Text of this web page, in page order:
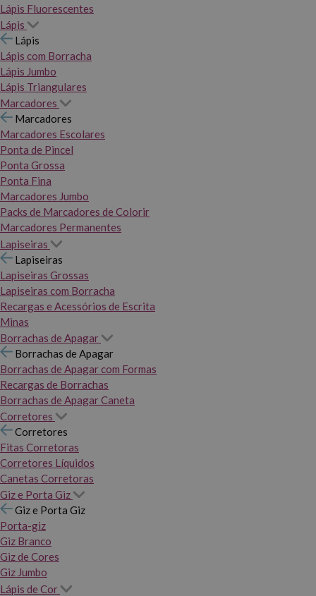
Lápis Fluorescentes
Lápis
Lápis
Lápis com Borracha
Lápis Jumbo
Lápis Triangulares
Marcadores
Marcadores
Marcadores Escolares
Ponta de Pincel
Ponta Grossa
Ponta Fina
Marcadores Jumbo
Packs de Marcadores de Colorir
Marcadores Permanentes
Lapiseiras
Lapiseiras
Lapiseiras Grossas
Lapiseiras com Borracha
Recargas e Acessórios de Escrita
Minas
Borrachas de Apagar
Borrachas de Apagar
Borrachas de Apagar com Formas
Recargas de Borrachas
Borrachas de Apagar Caneta
Corretores
Corretores
Fitas Corretoras
Corretores Líquidos
Canetas Corretoras
Giz e Porta Giz
Giz e Porta Giz
Porta-giz
Giz Branco
Giz de Cores
Giz Jumbo
Lápis de Cor